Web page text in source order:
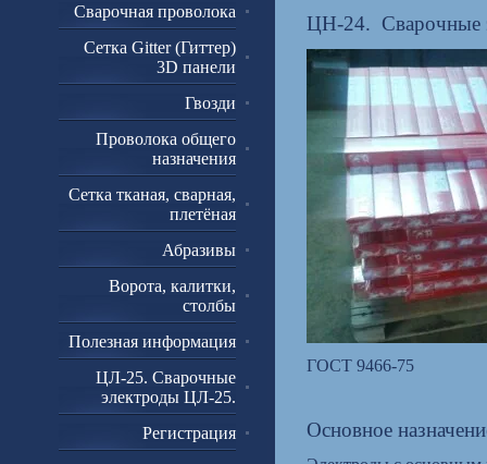
Сварочная проволока
Сетка Gitter (Гиттер)
3D панели
Гвозди
Проволока общего
назначения
Сетка тканая, сварная,
плетёная
Абразивы
Ворота, калитки,
столбы
Полезная информация
ЦЛ-25. Сварочные
электроды ЦЛ-25.
Регистрация
ЦН-24. Сварочные
ГОСТ 9466-75
Основное